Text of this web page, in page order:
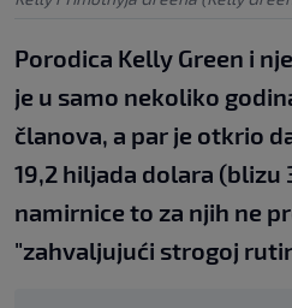
Porodica Kelly Green i
je u samo nekoliko
članova, a par je otkrio
19,2 hiljada dolara (blizu
namirnice to za njih ne
"zahvaljujući strogoj